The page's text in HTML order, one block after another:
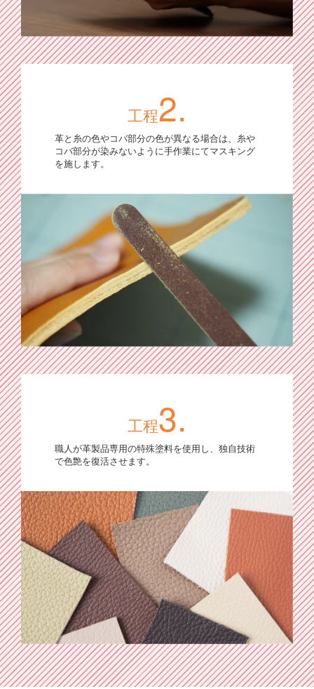
工程2.
革と糸の色やコバ部分の色が異なる場合は、糸や
コバ部分が染みないように手作業にてマスキング
を施します。
工程3.
職人が革製品専用の特殊塗料を使用し、独自技術
で色艶を復活させます。